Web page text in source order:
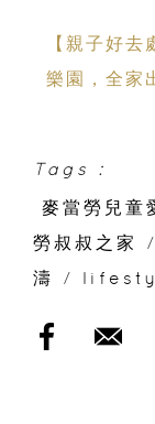
【親子好
樂園，全家
Tags :
麥當勞兒童
勞叔叔之家
/
濤
/